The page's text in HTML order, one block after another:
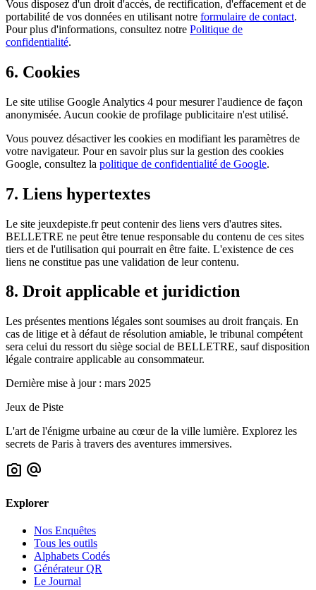
Vous disposez d'un droit d'accès, de rectification, d'effacement et de
portabilité de vos données en utilisant notre formulaire de contact.
Pour plus d'informations, consultez notre Politique de
confidentialité.
6. Cookies
Le site utilise Google Analytics 4 pour mesurer l'audience de façon
anonymisée. Aucun cookie de profilage publicitaire n'est utilisé.
Vous pouvez désactiver les cookies en modifiant les paramètres de
votre navigateur. Pour en savoir plus sur la gestion des cookies
Google, consultez la politique de confidentialité de Google.
7. Liens hypertextes
Le site jeuxdepiste.fr peut contenir des liens vers d'autres sites.
BELLETRE ne peut être tenue responsable du contenu de ces sites
tiers et de l'utilisation qui pourrait en être faite. L'existence de ces
liens ne constitue pas une validation de leur contenu.
8. Droit applicable et juridiction
Les présentes mentions légales sont soumises au droit français. En
cas de litige et à défaut de résolution amiable, le tribunal compétent
sera celui du ressort du siège social de BELLETRE, sauf disposition
légale contraire applicable au consommateur.
Dernière mise à jour : mars 2025
Jeux de Piste
L'art de l'énigme urbaine au cœur de la ville lumière. Explorez les
secrets de Paris à travers des aventures immersives.
photo_camera alternate_email
Explorer
Nos Enquêtes
Tous les outils
Alphabets Codés
Générateur QR
Le Journal